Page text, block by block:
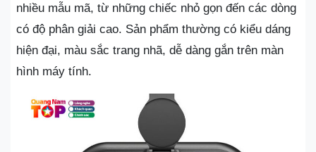
nhiều mẫu mã, từ những chiếc nhỏ gọn đến các dòng
có độ phân giải cao. Sản phẩm thường có kiểu dáng
hiện đại, màu sắc trang nhã, dễ dàng gắn trên màn
hình máy tính.